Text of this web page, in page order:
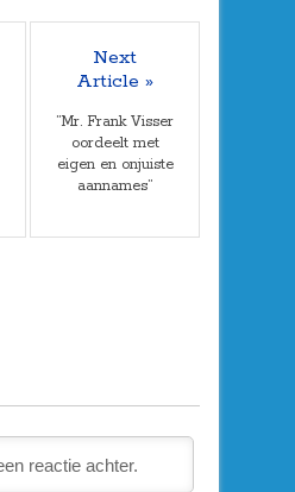
Next
Article »
”Mr. Frank Visser
oordeelt met
eigen en onjuiste
aannames”